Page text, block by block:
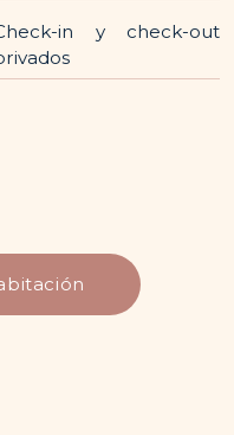
in y check-out